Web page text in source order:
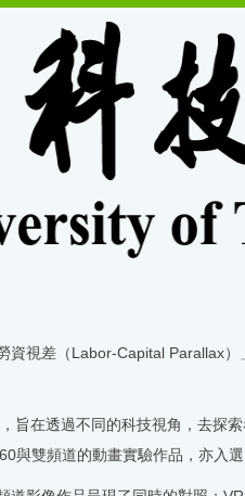
資視差（Labor-Capital Parallax
旨在透過不同的科技視角，去探
與雙頻道的動畫實驗作品，亦入